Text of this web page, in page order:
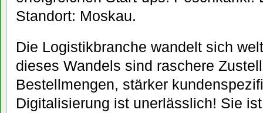
Standort: Moskau.
Die Logistikbranche wandelt sich
dieses Wandels sind raschere
Bestellmengen, stärker
Digitalisierung ist unerlässlich! Sie